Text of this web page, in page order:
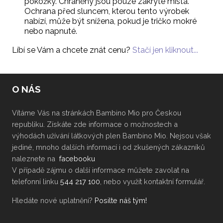
Ochrana před sluncem, kterou tento výrobek
nabízí, může být snížena, pokud je tričko mokré
nebo napnuté.
Líbí se Vám a chcete znát cenu? Stačí jen kliknout...
O NÁS
Vítáme Vás na stránkách Bambino Mio pro Českou
republiku. Získáte zde informace o možnostech a
výhodách užívání látkových plen Bambino Mio. Nejsou však
jediné, mnoho dalších informací i od zkušených zákazníků
naleznete na facebooku
V případě zájmu o další informace můžete zavolat na
telefonní linku 544 217 100 , nebo využít kontaktní formulář.
Hledáte nové uplatnění? Posilte náš tým!